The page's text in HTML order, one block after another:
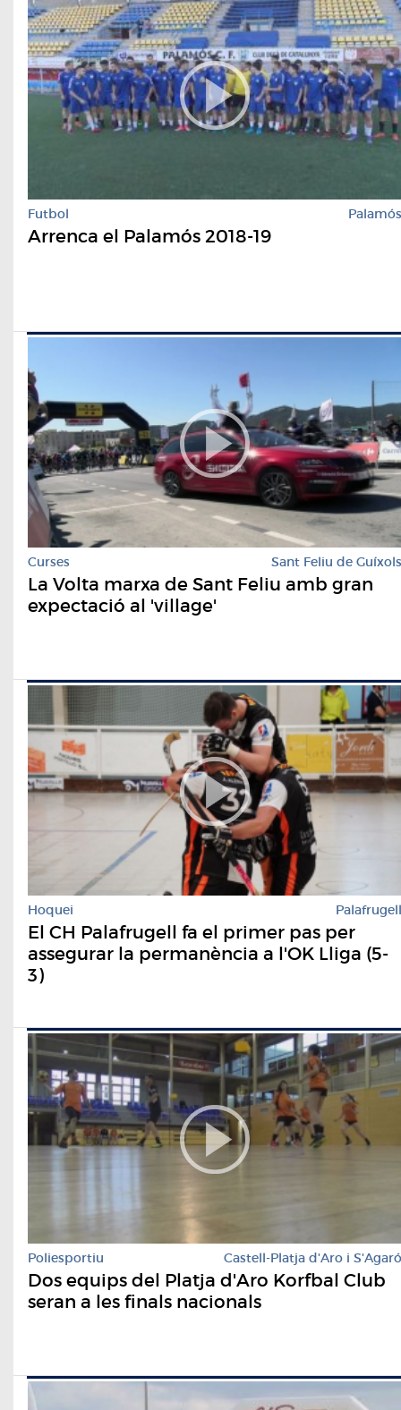
Futbol Palamós
Arrenca el Palamós 2018-19
Curses Sant Feliu de Guíxols
La Volta marxa de Sant Feliu amb gran
expectació al 'village'
Hoquei Palafrugell
El CH Palafrugell fa el primer pas per
assegurar la permanència a l'OK Lliga (5-
3)
Poliesportiu Castell-Platja d'Aro i S'Agaró
Dos equips del Platja d'Aro Korfbal Club
seran a les finals nacionals